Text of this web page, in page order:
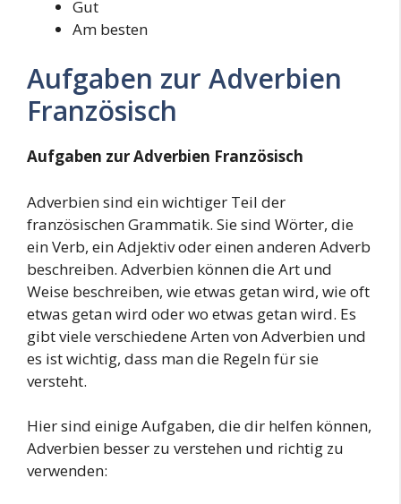
Gut
Am besten
Aufgaben zur Adverbien
Französisch
Aufgaben zur Adverbien Französisch
Adverbien sind ein wichtiger Teil der
französischen Grammatik. Sie sind Wörter, die
ein Verb, ein Adjektiv oder einen anderen Adverb
beschreiben. Adverbien können die Art und
Weise beschreiben, wie etwas getan wird, wie oft
etwas getan wird oder wo etwas getan wird. Es
gibt viele verschiedene Arten von Adverbien und
es ist wichtig, dass man die Regeln für sie
versteht.
Hier sind einige Aufgaben, die dir helfen können,
Adverbien besser zu verstehen und richtig zu
verwenden: